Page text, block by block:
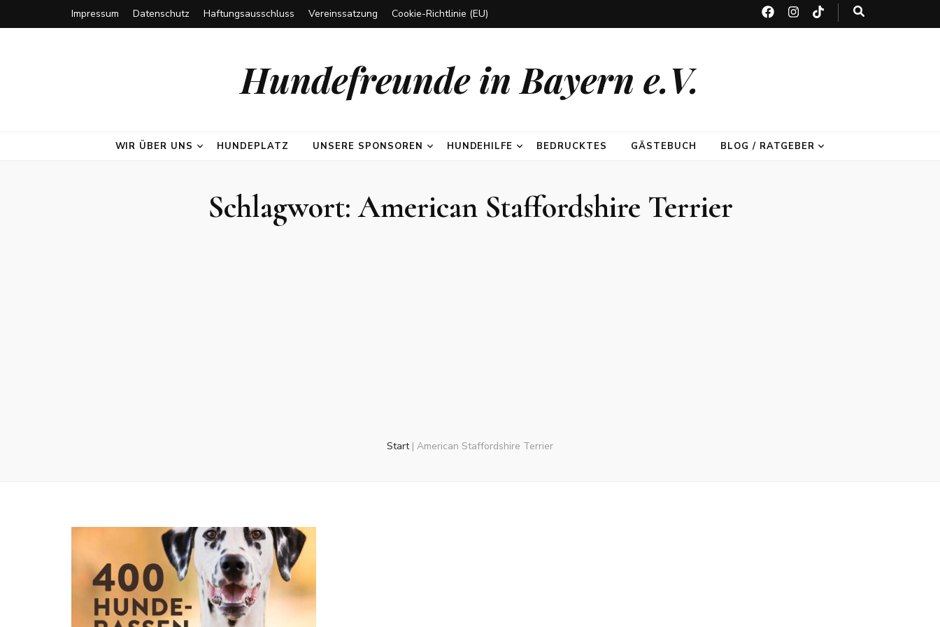
Impressum Datenschutz Haftungsausschluss Vereinssatzung Cookie-Richtlinie (EU)
Hundefreunde in Bayern e.V.
WIR ÜBER UNS HUNDEPLATZ UNSERE SPONSOREN HUNDEHILFE BEDRUCKTES GÄSTEBUCH BLOG / RATGEBER
Schlagwort:American Staffordshire Terrier
Start | American Staffordshire Terrier